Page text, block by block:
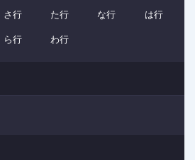
さ行 た行 な行
は行
ら行 わ行